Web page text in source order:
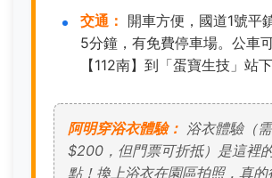
交通： 開車方便，國道1號平
5分鐘，有免費停車場。公車
【112南】到「蛋寶生技」站下
阿明穿浴衣體驗： 浴衣體驗（
$200，但門票可折抵）是這裡
點！換上浴衣在園區拍照，真的